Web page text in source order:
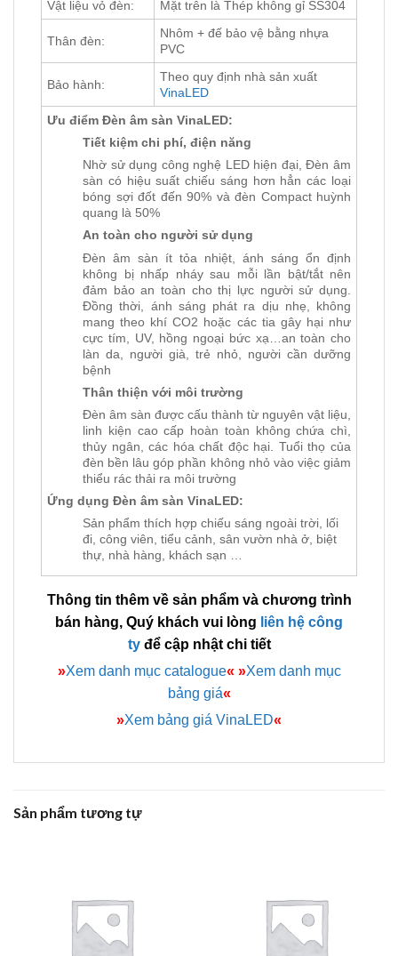
Vật liệu vỏ đèn: Mặt trên là Thép không gỉ SS304
Thân đèn:
Nhôm + đế bảo vệ bằng nhựa
PVC
Bảo hành:
Theo quy định nhà sản xuất
VinaLED
Ưu điểm Đèn âm sàn VinaLED:
Tiết kiệm chi phí, điện năng
Nhờ sử dụng công nghệ LED hiện đại, Đèn âm
sàn có hiệu suất chiếu sáng hơn hẳn các loại
bóng sợi đốt đến 90% và đèn Compact huỳnh
quang là 50%
An toàn cho người sử dụng
Đèn âm sàn ít tỏa nhiệt, ánh sáng ổn định
không bị nhấp nháy sau mỗi lần bật/tắt nên
đảm bảo an toàn cho thị lực người sử dụng.
Đồng thời, ánh sáng phát ra dịu nhẹ, không
mang theo khí CO2 hoặc các tia gây hại như
cực tím, UV, hồng ngoại bức xạ…an toàn cho
làn da, người già, trẻ nhỏ, người cần dưỡng
bệnh
Thân thiện với môi trường
Đèn âm sàn được cấu thành từ nguyên vật liệu,
linh kiện cao cấp hoàn toàn không chứa chì,
thủy ngân, các hóa chất độc hại. Tuổi thọ của
đèn bền lâu góp phần không nhỏ vào việc giảm
thiểu rác thải ra môi trường
Ứng dụng Đèn âm sàn VinaLED:
Sản phẩm thích hợp chiếu sáng ngoài trời, lối
đi, công viên, tiểu cảnh, sân vườn nhà ở, biệt
thự, nhà hàng, khách sạn …
Thông tin thêm về sản phẩm và chương trình
bán hàng, Quý khách vui lòng liên hệ công
tyđể cập nhật chi tiết
»Xem danh mục catalogue« »Xem danh mục
bảng giá«
»Xem bảng giá VinaLED«
Sản phẩm tương tự